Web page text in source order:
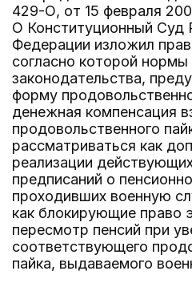
429-О, от 15 февраля
О Конституционный Суд
Федерации изложил
согласно которой
законодательства,
форму
денежная компенсация
продовольственного
рассматриваться как
реализации
предписаний о
проходивших военную
как блокирующие право
пересмотр пенсий при
соответствующего
пайка, выдаваемого